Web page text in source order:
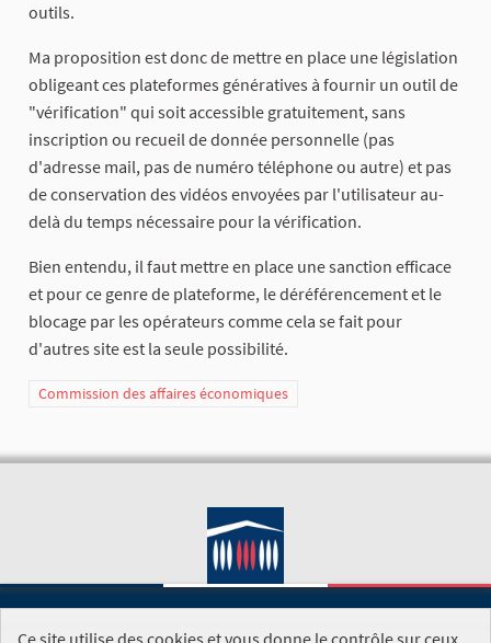
outils.
Ma proposition est donc de mettre en place une législation
obligeant ces plateformes génératives à fournir un outil de
"vérification" qui soit accessible gratuitement, sans
inscription ou recueil de donnée personnelle (pas
d'adresse mail, pas de numéro téléphone ou autre) et pas
de conservation des vidéos envoyées par l'utilisateur au-
delà du temps nécessaire pour la vérification.
Bien entendu, il faut mettre en place une sanction efficace
et pour ce genre de plateforme, le déréférencement et le
blocage par les opérateurs comme cela se fait pour
d'autres site est la seule possibilité.
Commission des affaires économiques
Ce site utilise des cookies et vous donne le contrôle sur ceux